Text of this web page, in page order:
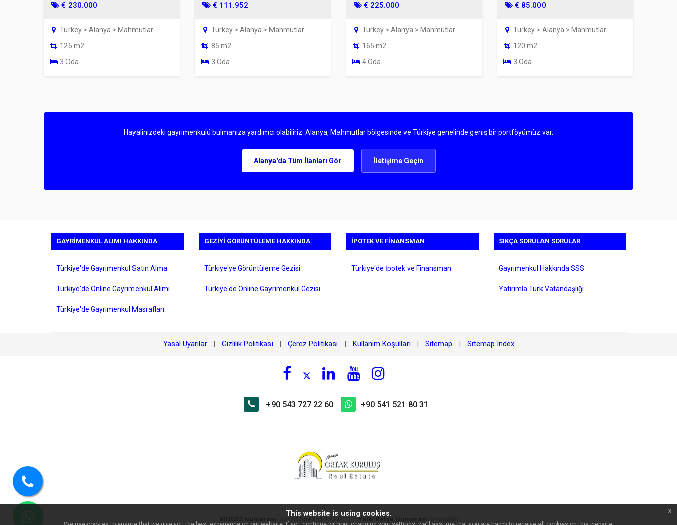
€ 230.000
Turkey > Alanya > Mahmutlar
125 m2
3 Oda
€ 111.952
Turkey > Alanya > Mahmutlar
85 m2
3 Oda
€ 225.000
Turkey > Alanya > Mahmutlar
165 m2
4 Oda
€ 85.000
Turkey > Alanya > Mahmutlar
120 m2
3 Oda
Hayalinizdeki gayrimenkulü bulmanıza yardımcı olabiliriz. Alanya, Mahmutlar bölgesinde ve Türkiye genelinde geniş bir portföyümüz var.
Alanya'da Tüm İlanları Gör İletişime Geçin
GAYRIMENKUL ALIMI HAKKINDA
Türkiye'de Gayrimenkul Satın Alma
Türkiye'de Online Gayrimenkul Alımı
Türkiye'de Gayrimenkul Masrafları
GEZIYI GÖRÜNTÜLEME HAKKINDA
Türkiye'ye Görüntüleme Gezisi
Türkiye'de Online Gayrimenkul Gezisi
İPOTEK VE FINANSMAN
Türkiye'de İpotek ve Finansman
SIKÇA SORULAN SORULAR
Gayrimenkul Hakkında SSS
Yatırımla Türk Vatandaşlığı
Yasal Uyarılar Gizlilik Politikası Çerez Politikası Kullanım Koşulları Sitemap Sitemap Index
+90 543 727 22 60 +90 541 521 80 31
0048166918100001 Yetki Belge Numarası
Bizi
arayın
This website is using cookies. x